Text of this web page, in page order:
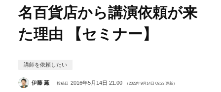
名百貨店から講演依頼が来
た理由 【セミナー】
講師を依頼したい
伊藤 薫 投稿日 2016年5月14日 21:00 （2023年9月14日 08:23 更新）